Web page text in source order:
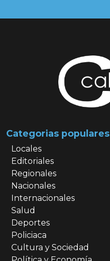
Categorias populares
Locales
Editoriales
Regionales
Nacionales
Internacionales
Salud
Deportes
Policiaca
Cultura y Sociedad